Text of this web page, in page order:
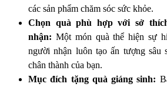
các sản phẩm chăm sóc sức khỏe.
Chọn quà phù hợp với sở
nhận: Một món quà thể hiện sự
người nhận luôn tạo ấn tượng sâu
chân thành của bạn.
Mục đích tặng quà giáng sinh: